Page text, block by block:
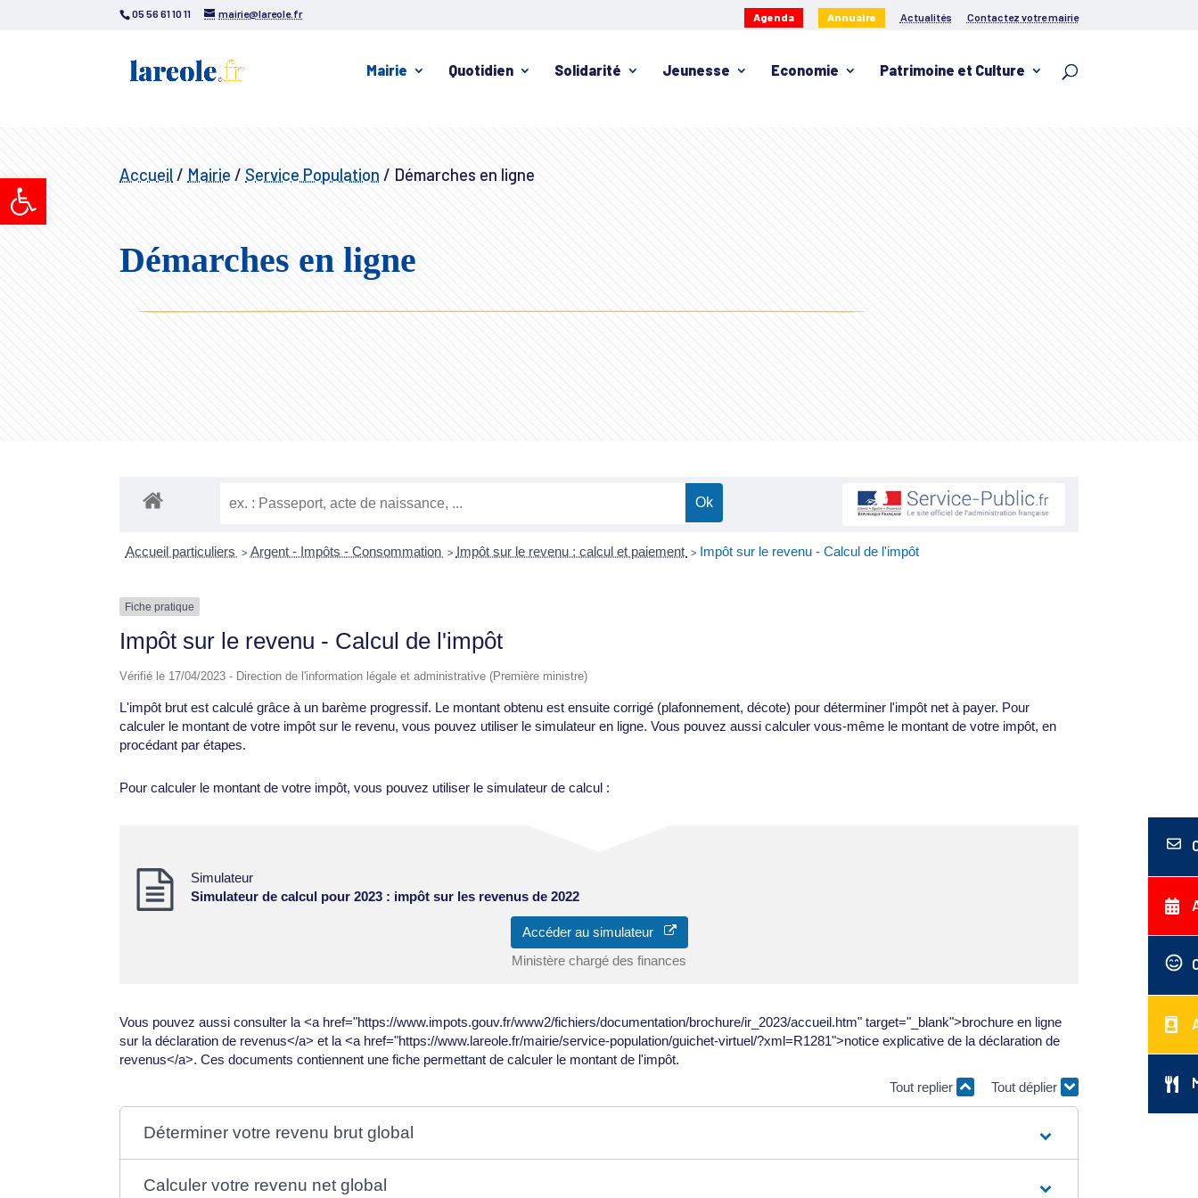
Ouvrir la barre d’outils
05 56 61 10 11 mairie@lareole.fr Agenda Annuaire Actualités Contactez votre mairie
Mairie Quotidien Solidarité Jeunesse Economie Patrimoine et Culture
Accueil / Mairie / Service Population / Démarches en ligne
Démarches en ligne
Accueil particuliers > Argent - Impôts - Consommation > Impôt sur le revenu : calcul et paiement > Impôt sur le revenu - Calcul de l'impôt
Fiche pratique
Impôt sur le revenu - Calcul de l'impôt
Vérifié le 17/04/2023 - Direction de l'information légale et administrative (Première ministre)
L'impôt brut est calculé grâce à un barème progressif. Le montant obtenu est ensuite corrigé (plafonnement, décote) pour déterminer l'impôt net à payer. Pour
calculer le montant de votre impôt sur le revenu, vous pouvez utiliser le simulateur en ligne. Vous pouvez aussi calculer vous-même le montant de votre impôt, en
procédant par étapes.
Pour calculer le montant de votre impôt, vous pouvez utiliser le simulateur de calcul :
Simulateur
Simulateur de calcul pour 2023 : impôt sur les revenus de 2022
Accéder au simulateur
Ministère chargé des finances
Vous pouvez aussi consulter la <a href="https://www.impots.gouv.fr/www2/fichiers/documentation/brochure/ir_2023/accueil.htm" target="_blank">brochure en ligne
sur la déclaration de revenus</a> et la <a href="https://www.lareole.fr/mairie/service-population/guichet-virtuel/?xml=R1281">notice explicative de la déclaration de
revenus</a>. Ces documents contiennent une fiche permettant de calculer le montant de l'impôt.
Tout replier
Tout déplier
Déterminer votre revenu brut global
Calculer votre revenu net global